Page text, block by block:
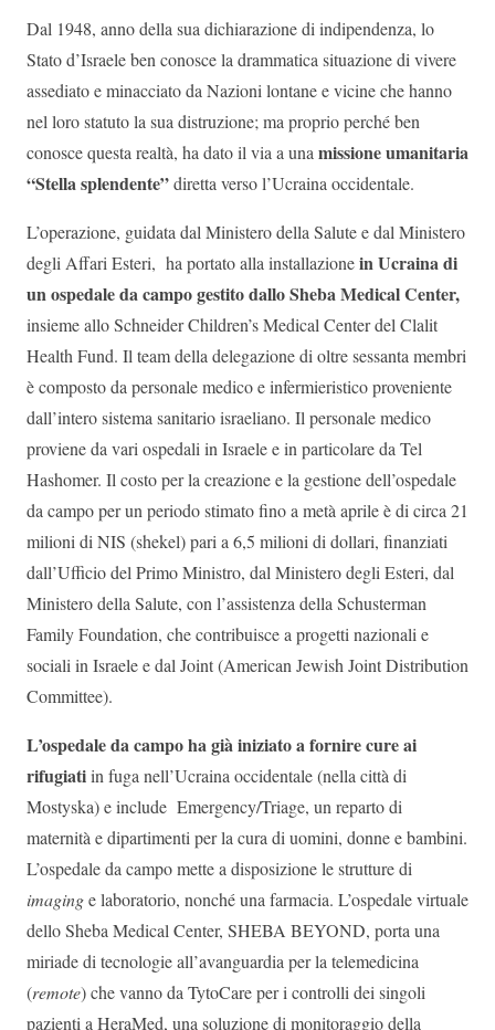
Dal 1948, anno della sua dichiarazione di indipendenza, lo
Stato d’Israele ben conosce la drammatica situazione di vivere
assediato e minacciato da Nazioni lontane e vicine che hanno
nel loro statuto la sua distruzione; ma proprio perché ben
conosce questa realtà, ha dato il via a unamissione umanitaria
“Stella splendente”diretta verso l’Ucraina occidentale.
L’operazione, guidata dal Ministero della Salute e dal Ministero
degli Affari Esteri, ha portato alla installazionein Ucraina di
un ospedale da campo gestito dallo Sheba Medical Center,
insieme allo Schneider Children’s Medical Center del Clalit
Health Fund. Il team della delegazione di oltre sessanta membri
è composto da personale medico e infermieristico proveniente
dall’intero sistema sanitario israeliano. Il personale medico
proviene da vari ospedali in Israele e in particolare da Tel
Hashomer. Il costo per la creazione e la gestione dell’ospedale
da campo per un periodo stimato fino a metà aprile è di circa 21
milioni di NIS (shekel) pari a 6,5 milioni di dollari, finanziati
dall’Ufficio del Primo Ministro, dal Ministero degli Esteri, dal
Ministero della Salute, con l’assistenza della Schusterman
Family Foundation, che contribuisce a progetti nazionali e
sociali in Israele e dal Joint (American Jewish Joint Distribution
Committee).
L’ospedale da campo ha già iniziato a fornire cure ai
rifugiatiin fuga nell’Ucraina occidentale (nella città di
Mostyska) e include Emergency/Triage, un reparto di
maternità e dipartimenti per la cura di uomini, donne e bambini.
L’ospedale da campo mette a disposizione le strutture di
imaginge laboratorio, nonché una farmacia. L’ospedale virtuale
dello Sheba Medical Center, SHEBA BEYOND, porta una
miriade di tecnologie all’avanguardia per la telemedicina
(remote) che vanno da TytoCare per i controlli dei singoli
pazienti a HeraMed, una soluzione di monitoraggio della